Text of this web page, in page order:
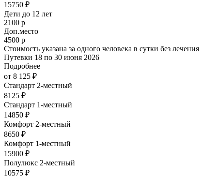
15750 ₽
Дети до 12 лет
2100 р
Доп.место
4500 р
Стоимость указана за одного человека в сутки без лечения
Путевки 18 по 30 июня 2026
Подробнее
от 8 125 ₽
Стандарт 2-местный
8125 ₽
Стандарт 1-местный
14850 ₽
Комфорт 2-местный
8650 ₽
Комфорт 1-местный
15900 ₽
Полулюкс 2-местный
10575 ₽